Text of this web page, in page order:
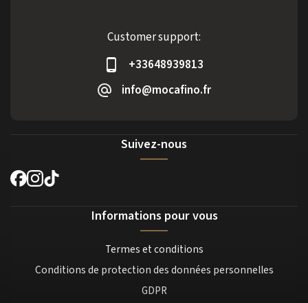
Customer support:
+33648939813
info@mocafino.fr
Suivez-nous
Informations pour vous
Termes et conditions
Conditions de protection des données personnelles
GDPR